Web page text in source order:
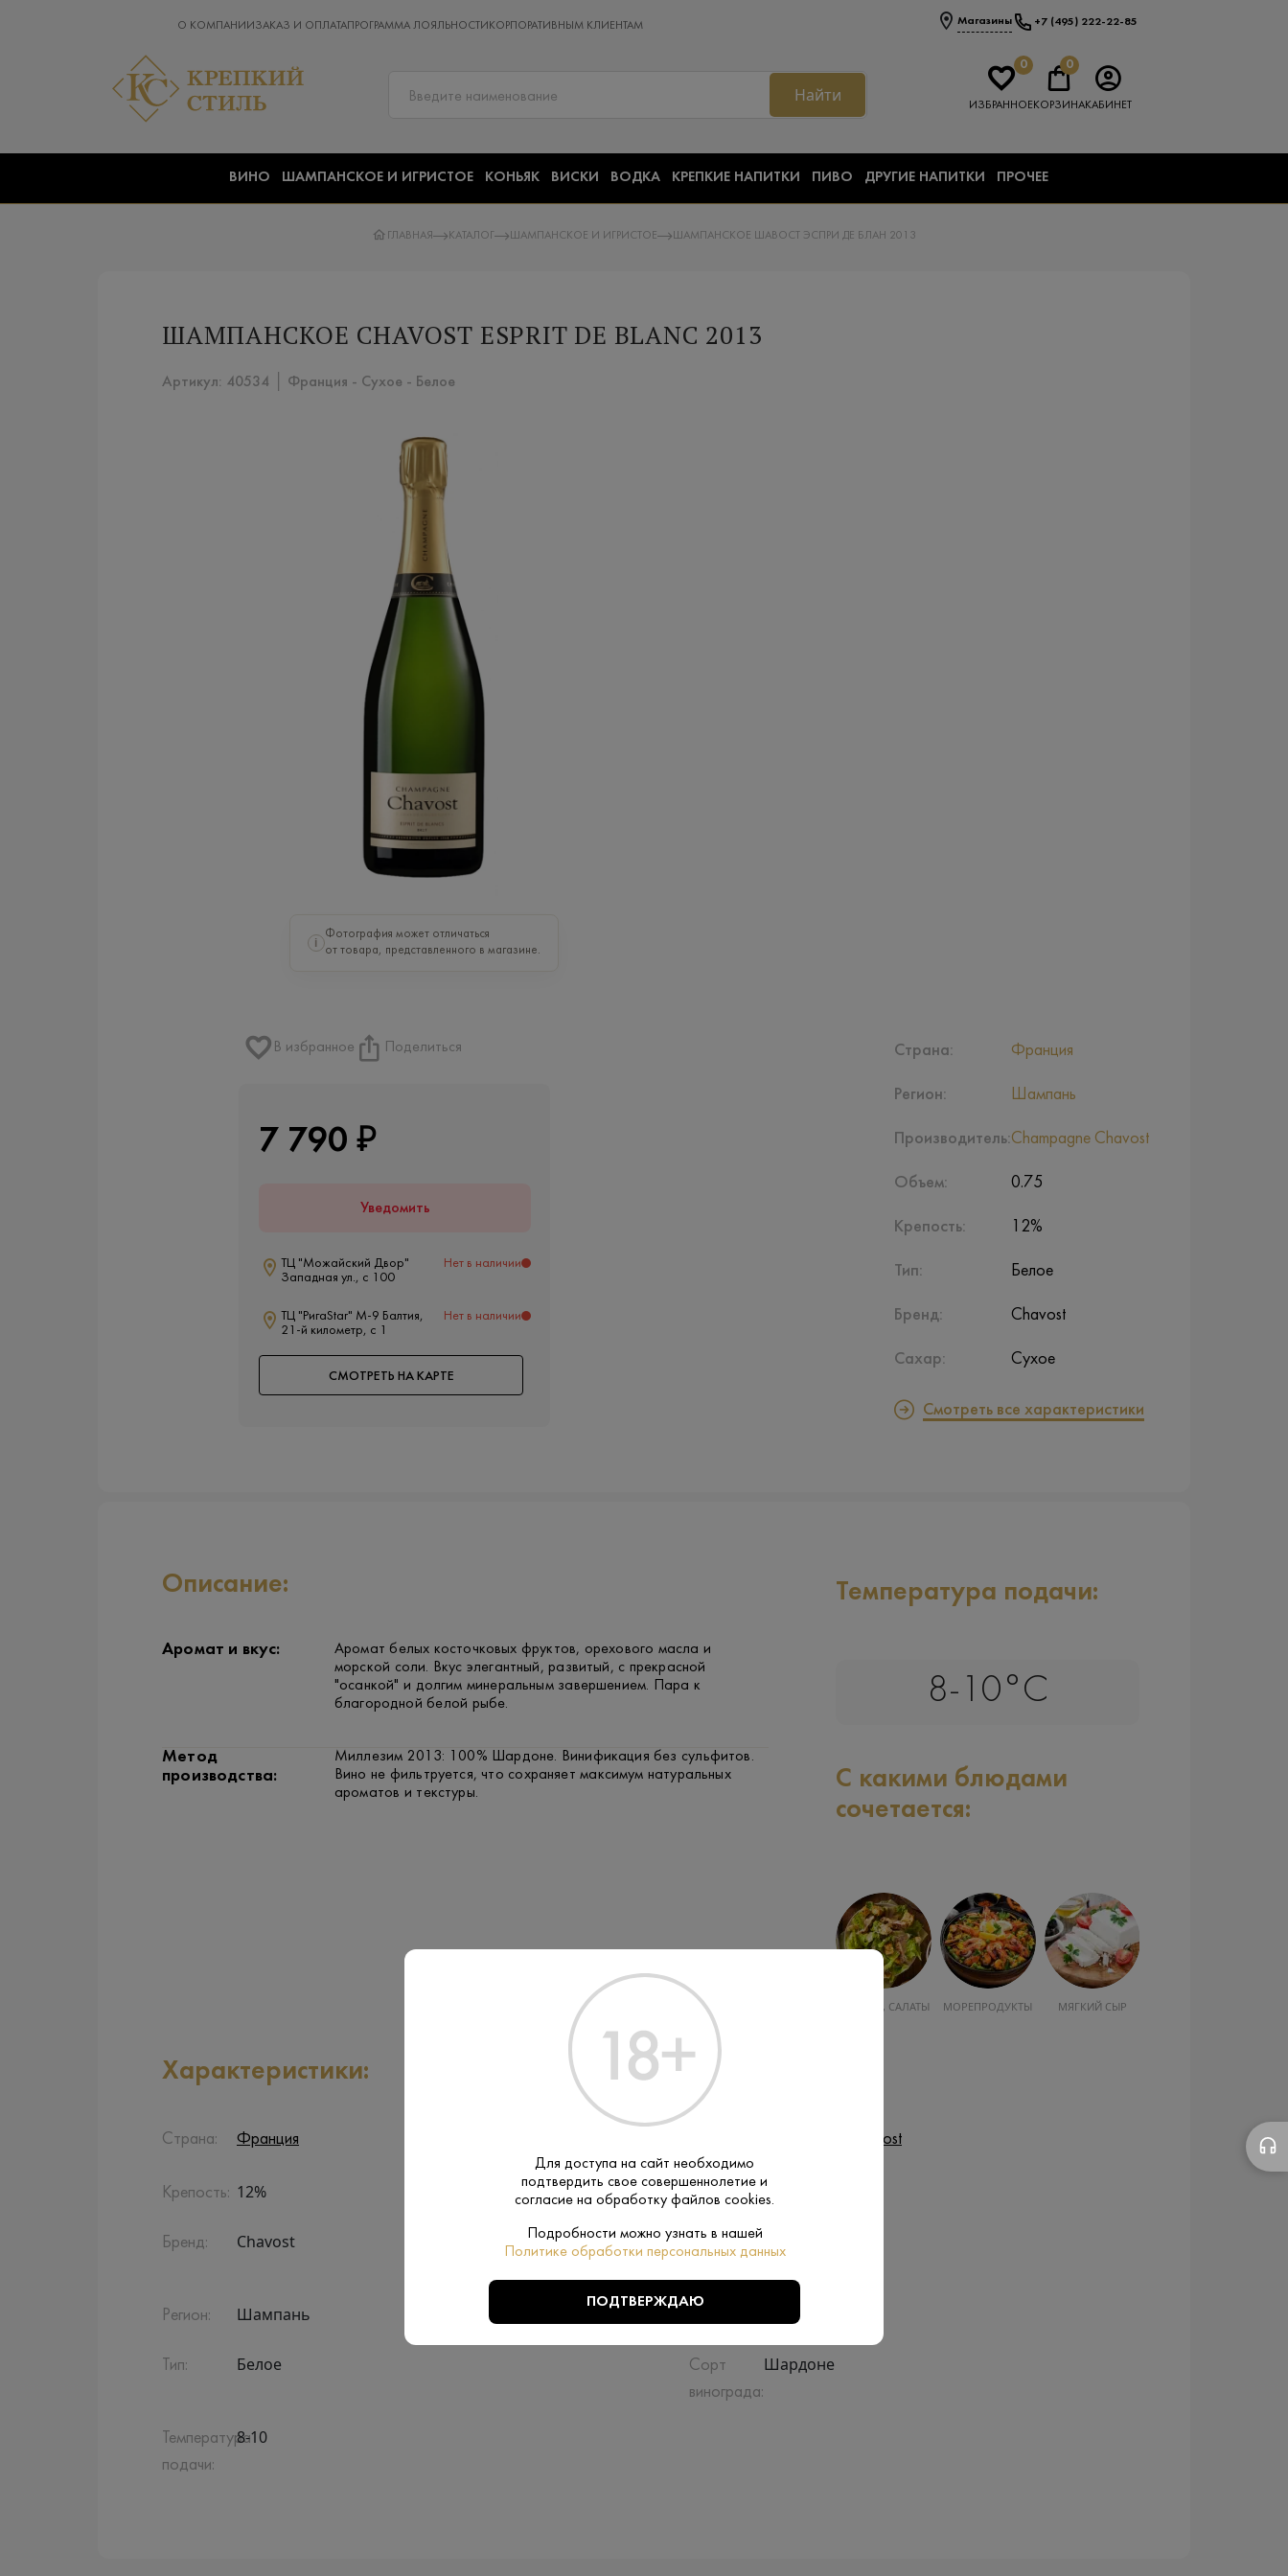
О КОМПАНИИ ЗАКАЗ И ОПЛАТАПРОГРАММА ЛОЯЛЬНОСТИ КОРПОРАТИВНЫМ КЛИЕНТАМ Магазины +7 (495) 222-22-85
Найти
0
ИЗБРАННОЕ
0
КОРЗИНАКАБИНЕТ
ВИНО ШАМПАНСКОЕ И ИГРИСТОЕ КОНЬЯК ВИСКИ ВОДКА КРЕПКИЕ НАПИТКИ ПИВО ДРУГИЕ НАПИТКИ ПРОЧЕЕ
ГЛАВНАЯ КАТАЛОГ ШАМПАНСКОЕ И ИГРИСТОЕ ШАМПАНСКОЕ ШАВОСТ ЭСПРИ ДЕ БЛАН 2013
ШАМПАНСКОЕ CHAVOST ESPRIT DE BLANC 2013
Артикул: 40534 │ Франция - Сухое - Белое
i
Фотография может отличаться
от товара, представленного в магазине.
Страна:
Регион:
Производитель:
Объем:
Крепость:
Тип:
Бренд:
Сахар:
Франция
Шампань
Champagne Chavost
0.75
12%
Белое
Chavost
Сухое
Смотреть все характеристики
В избранное Поделиться
7 790 ₽
Уведомить
ТЦ "Можайский Двор"
Западная ул., с 100
Нет в наличии
ТЦ "РигаStar" М-9 Балтия,
21-й километр, с 1
Нет в наличии
СМОТРЕТЬ НА КАРТЕ
Описание:
Аромат и вкус:
Аромат белых косточковых фруктов, орехового масла и
морской соли. Вкус элегантный, развитый, с прекрасной
"осанкой" и долгим минеральным завершением. Пара к
благородной белой рыбе.
Метод
производства:
Миллезим 2013: 100% Шардоне. Винификация без сульфитов.
Вино не фильтруется, что сохраняет максимум натуральных
ароматов и текстуры.
Температура подачи:
8-10°C
С какими блюдами
сочетается:
ФРУКТЫ И ЯГОДЫ ЗАКУСКА, САЛАТЫ МОРЕПРОДУКТЫ МЯГКИЙ СЫР
Характеристики:
Страна: Франция Champagne Chavost
Крепость: 12% Сахар: Сухое
Бренд: Chavost
Подарочная
Регион: Шампань 0.75 L
Тип: Белое
Сорт
винограда:
Шардоне
Температура
подачи:
8-10
Для доступа на сайт необходимо
подтвердить свое совершеннолетие и
согласие на обработку файлов cookies.
Подробности можно узнать в нашей
Политике обработки персональных данных
ПОДТВЕРЖДАЮ